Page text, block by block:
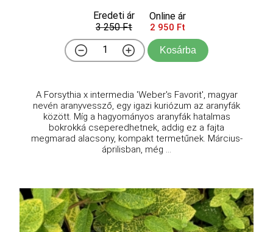
Eredeti ár
3 250 Ft
Online ár
2 950 Ft
Kosárba
A Forsythia x intermedia 'Weber's Favorit', magyar
nevén aranyvessző, egy igazi kuriózum az aranyfák
között. Míg a hagyományos aranyfák hatalmas
bokrokká cseperedhetnek, addig ez a fajta
megmarad alacsony, kompakt termetűnek. Március-
áprilisban, még ...